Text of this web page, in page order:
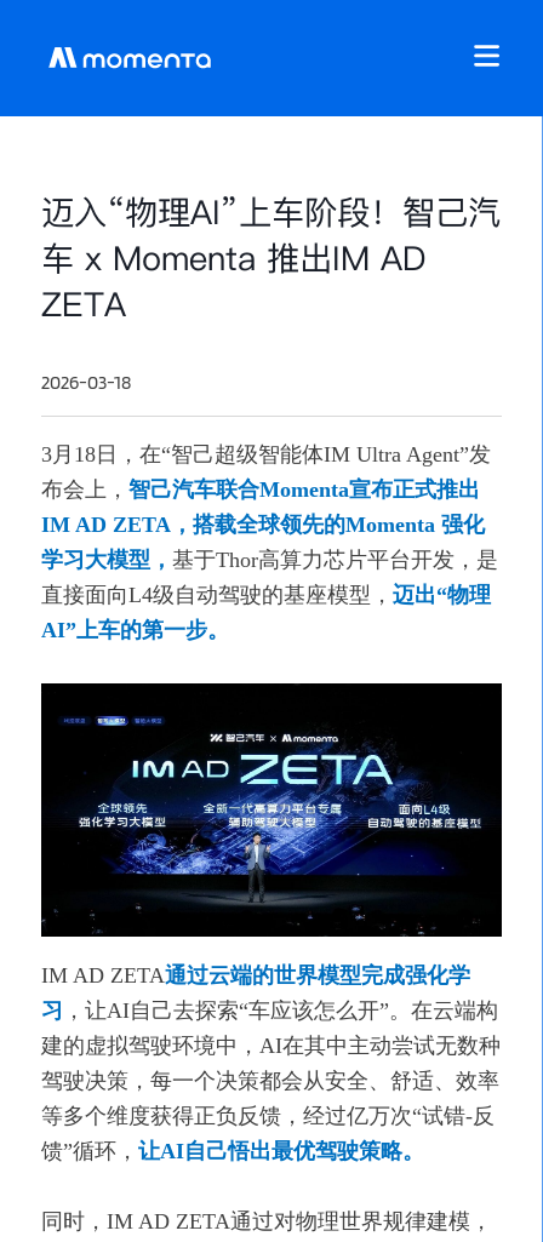
迈入“物理AI”上车阶段！智己汽
车 x Momenta 推出IM AD
ZETA
2026-03-18
3月18日，在“智己超级智能体IM Ultra Agent”发
布会上， 智己汽车联合Momenta宣布正式推出
IM AD ZETA，搭载全球领先的Momenta 强化
学习大模型， 基于Thor高算力芯片平台开发，是
直接面向L4级自动驾驶的基座模型， 迈出“物理
AI”上车的第一步。
IM AD ZETA通过云端的世界模型完成强化学
习 ，让AI自己去探索“车应该怎么开”。在云端构
建的虚拟驾驶环境中，AI在其中主动尝试无数种
驾驶决策，每一个决策都会从安全、舒适、效率
等多个维度获得正负反馈，经过亿万次“试错-反
馈”循环， 让AI自己悟出最优驾驶策略。
同时，IM AD ZETA通过对物理世界规律建模，